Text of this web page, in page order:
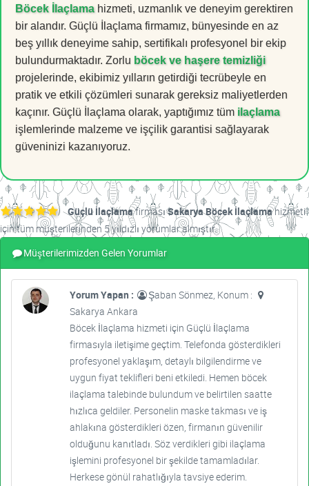
Böcek İlaçlamahizmeti, uzmanlık ve deneyim gerektiren
bir alandır. Güçlü İlaçlama firmamız, bünyesinde en az
beş yıllık deneyime sahip, sertifikalı profesyonel bir ekip
bulundurmaktadır. Zorlu böcek ve haşere temizliği
projelerinde, ekibimiz yılların getirdiği tecrübeyle en
pratik ve etkili çözümleri sunarak gereksiz maliyetlerden
kaçınır. Güçlü İlaçlama olarak, yaptığımız tüm ilaçlama
işlemlerinde malzeme ve işçilik garantisi sağlayarak
güveninizi kazanıyoruz.
Güçlü İlaçlamafirmasıSakarya Böcek İlaçlamahizmeti
için tüm müşterilerinden 5 yıldızlı yorumlar almıştır.
Müşterilerimizden Gelen Yorumlar
Yorum Yapan :
Şaban Sönmez, Konum :
Sakarya Ankara
Böcek İlaçlama hizmeti için Güçlü İlaçlama
firmasıyla iletişime geçtim. Telefonda gösterdikleri
profesyonel yaklaşım, detaylı bilgilendirme ve
uygun fiyat teklifleri beni etkiledi. Hemen böcek
ilaçlama talebinde bulundum ve belirtilen saatte
hızlıca geldiler. Personelin maske takması ve iş
ahlakına gösterdikleri özen, firmanın güvenilir
olduğunu kanıtladı. Söz verdikleri gibi ilaçlama
işlemini profesyonel bir şekilde tamamladılar.
Herkese gönül rahatlığıyla tavsiye ederim.